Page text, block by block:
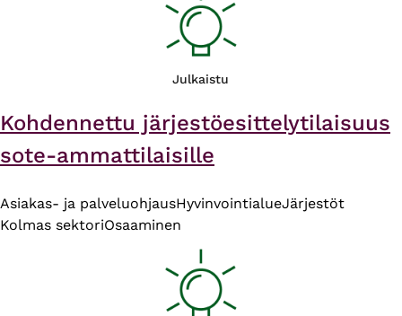
Julkaistu
Kohdennettu järjestöesittelytilaisuus
sote-ammattilaisille
Asiakas- ja palveluohjausHyvinvointialueJärjestöt
Kolmas sektoriOsaaminen